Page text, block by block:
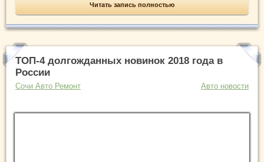
Читать запись полностью
ТОП-4 долгожданных новинок 2018 года в
России
Сочи Авто Ремонт Авто новости